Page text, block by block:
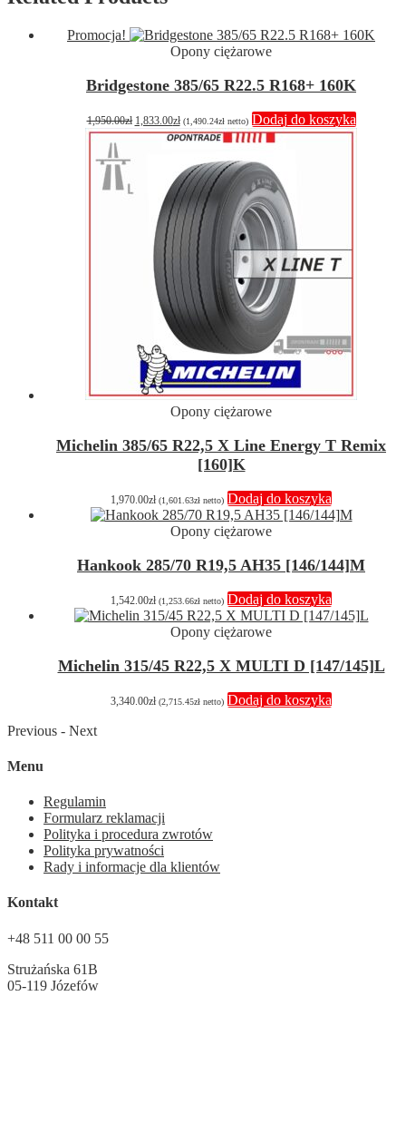
Promocja!
Opony ciężarowe
Bridgestone 385/65 R22.5 R168+ 160K
1,950.00zł Pierwotna
cena
wynosiła:
1,833.00złAktualna
cena
wynosi:
(1,490.24złnetto) Dodaj do koszyka
Opony ciężarowe
Michelin 385/65 R22,5 X Line Energy T Remix
[160]K
1,970.00zł (1,601.63zł netto) Dodaj do koszyka
Opony ciężarowe
Hankook 285/70 R19,5 AH35 [146/144]M
1,542.00zł (1,253.66zł netto) Dodaj do koszyka
Opony ciężarowe
Michelin 315/45 R22,5 X MULTI D [147/145]L
3,340.00zł (2,715.45zł netto) Dodaj do koszyka
Previous - Next
Menu
Regulamin
Formularz reklamacji
Polityka i procedura zwrotów
Polityka prywatności
Rady i informacje dla klientów
Kontakt
+48 511 00 00 55
Strużańska 61B
05-119 Józefów